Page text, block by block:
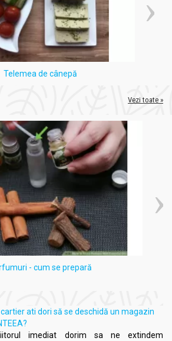
Telemea de cânepă
Vezi toate »
- cum se prepară
cartier ati dori să se deschidă un magazin
imediat dorim sa ne extindem